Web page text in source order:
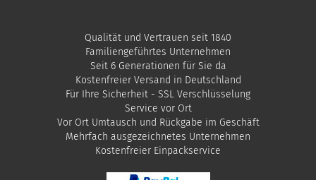
Qualität und Vertrauen seit 1840
Familiengeführtes Unternehmen
Seit 6 Generationen für Sie da
Kostenfreier Versand in Deutschland
Für Ihre Sicherheit - SSL Verschlüsselung
Service vor Ort
Vor Ort Umtausch und Rückgabe im Geschäft
Mehrfach ausgezeichnetes Unternehmen
​Kostenfreier Einpackservice